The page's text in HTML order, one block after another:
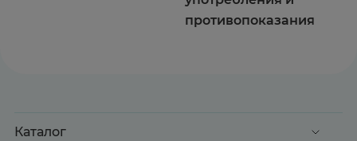
противопоказания
Каталог